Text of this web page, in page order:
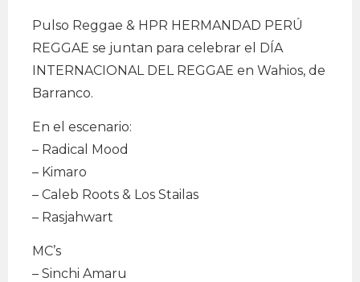
Pulso Reggae & HPR HERMANDAD PERÚ
REGGAE se juntan para celebrar el DÍA
INTERNACIONAL DEL REGGAE en Wahios, de
Barranco.
En el escenario:
– Radical Mood
– Kimaro
– Caleb Roots & Los Stailas
– Rasjahwart
MC’s
– Sinchi Amaru